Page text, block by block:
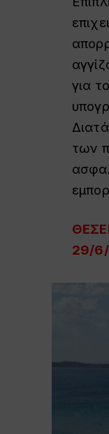
για
των
29/